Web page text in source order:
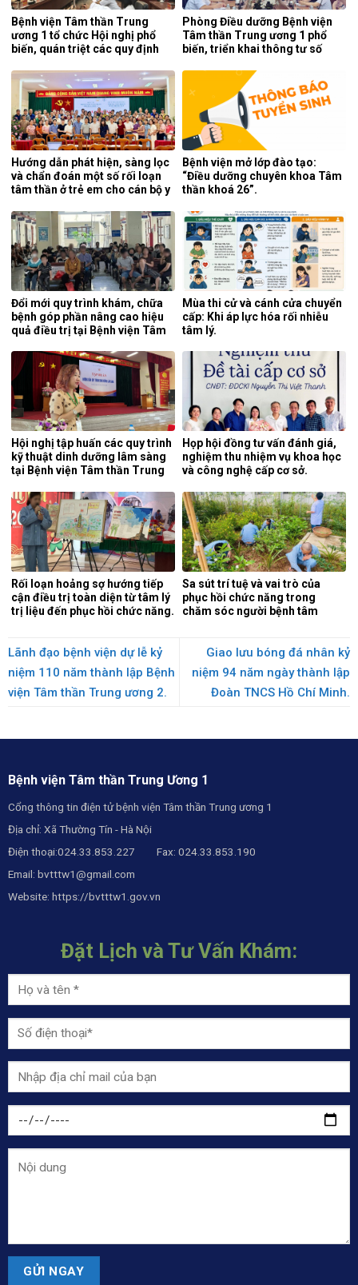
Bệnh viện Tâm thần Trung
ương 1 tổ chức Hội nghị phổ
biến, quán triệt các quy định
Phòng Điều dưỡng Bệnh viện
Tâm thần Trung ương 1 phổ
biến, triển khai thông tư số
chuyên môn của điều dưỡng.
Hướng dẫn phát hiện, sàng lọc
và chẩn đoán một số rối loạn
tâm thần ở trẻ em cho cán bộ y
Bệnh viện mở lớp đào tạo:
“Điều dưỡng chuyên khoa Tâm
thần khoá 26”.
Đổi mới quy trình khám, chữa
bệnh góp phần nâng cao hiệu
quả điều trị tại Bệnh viện Tâm
Mùa thi cử và cánh cửa chuyển
cấp: Khi áp lực hóa rối nhiễu
tâm lý.
Hội nghị tập huấn các quy trình
kỹ thuật dinh dưỡng lâm sàng
tại Bệnh viện Tâm thần Trung
Họp hội đồng tư vấn đánh giá,
nghiệm thu nhiệm vụ khoa học
và công nghệ cấp cơ sở.
Rối loạn hoảng sợ hướng tiếp
cận điều trị toàn diện từ tâm lý
trị liệu đến phục hồi chức năng.
Sa sút trí tuệ và vai trò của
phục hồi chức năng trong
chăm sóc người bệnh tâm
Lãnh đạo bệnh viện dự lễ kỷ
niệm 110 năm thành lập Bệnh
viện Tâm thần Trung ương 2.
Giao lưu bóng đá nhân kỷ
niệm 94 năm ngày thành lập
Đoàn TNCS Hồ Chí Minh.
Bệnh viện Tâm thần Trung Ương 1
Cổng thông tin điện tử bệnh viện Tâm thần Trung ương 1
Địa chỉ: Xã Thường Tín - Hà Nội
Điện thoại:024.33.853.227 Fax: 024.33.853.190
Email: bvtttw1@gmail.com
Website: https://bvtttw1.gov.vn
Đặt Lịch và Tư Vấn Khám: